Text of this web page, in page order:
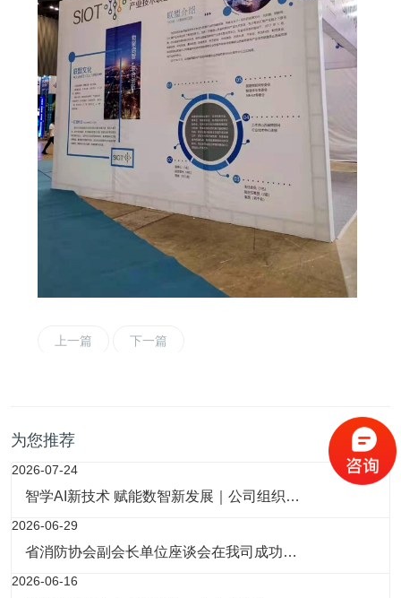
上一篇 下一篇
为您推荐
2026-07-24
智学AI新技术 赋能数智新发展｜公司组织…
2026-06-29
省消防协会副会长单位座谈会在我司成功…
2026-06-16